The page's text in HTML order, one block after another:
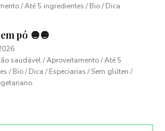
/ Até 5 ingredientes / Bio / Dica
pó 🧅🧅
saudável / Aproveitamento / Até 5
/ Bio / Dica / Especiarias / Sem glúten /